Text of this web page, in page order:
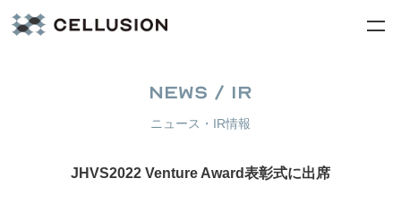
NEWS / IR
ニュース・IR情報
JHVS2022 Venture Award表彰式に出席